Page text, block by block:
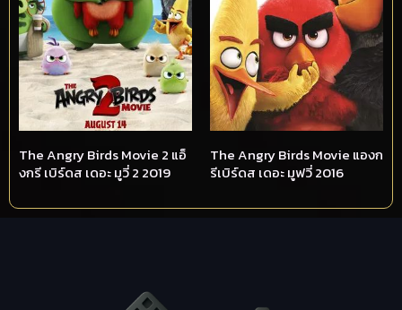
The Angry Birds Movie 2 แอ็
งกรี เบิร์ดส เดอะ มูวี่ 2 2019
The Angry Birds Movie แองก
รีเบิร์ดส เดอะ มูฟวี่ 2016